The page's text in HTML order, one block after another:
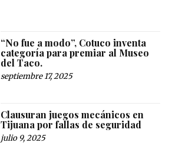
“No fue a modo”, Cotuco inventa
categoría para premiar al Museo
del Taco.
septiembre 17, 2025
Clausuran juegos mecánicos en
Tijuana por fallas de seguridad
julio 9, 2025